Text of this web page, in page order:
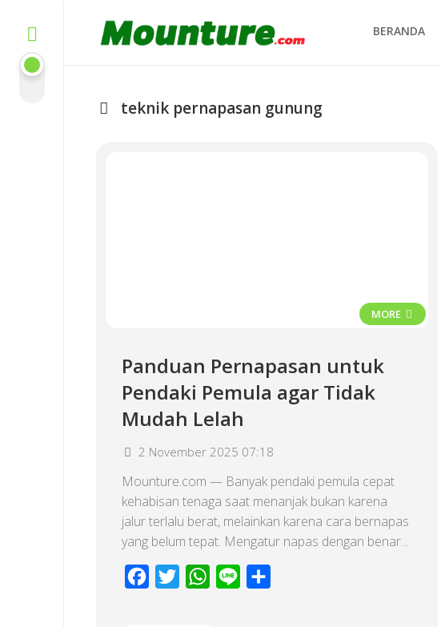
content
BERANDA
teknik pernapasan gunung
MORE
Panduan Pernapasan untuk
Pendaki Pemula agar Tidak
Mudah Lelah
2 November 2025 07:18
Mounture.com — Banyak pendaki pemula cepat
kehabisan tenaga saat menanjak bukan karena
jalur terlalu berat, melainkan karena cara bernapas
yang belum tepat. Mengatur napas dengan benar...
Facebook
Twitter WhatsApp
Line